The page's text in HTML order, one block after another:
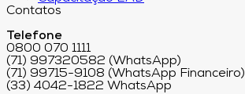
Contatos
Telefone
0800 070 1111
(71) 997320582 (WhatsApp)
(71) 99715-9108 (WhatsApp Financeiro)
(33) 4042-1822 WhatsApp